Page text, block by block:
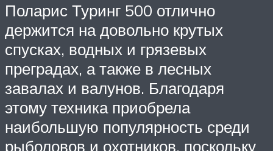
Поларис Туринг 500 отлично
держится на довольно крутых
спусках, водных и грязевых
преградах, а также в лесных
завалах и валунов. Благодаря
этому техника приобрела
наибольшую популярность среди
рыболовов и охотников, поскольку